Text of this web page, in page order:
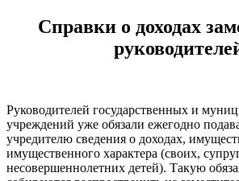
Справки о доходах
Руководителей государственных и
учреждений уже обязали ежегодно
учредителю сведения о доходах,
имущественного характера (своих,
несовершеннолетних детей). Такую